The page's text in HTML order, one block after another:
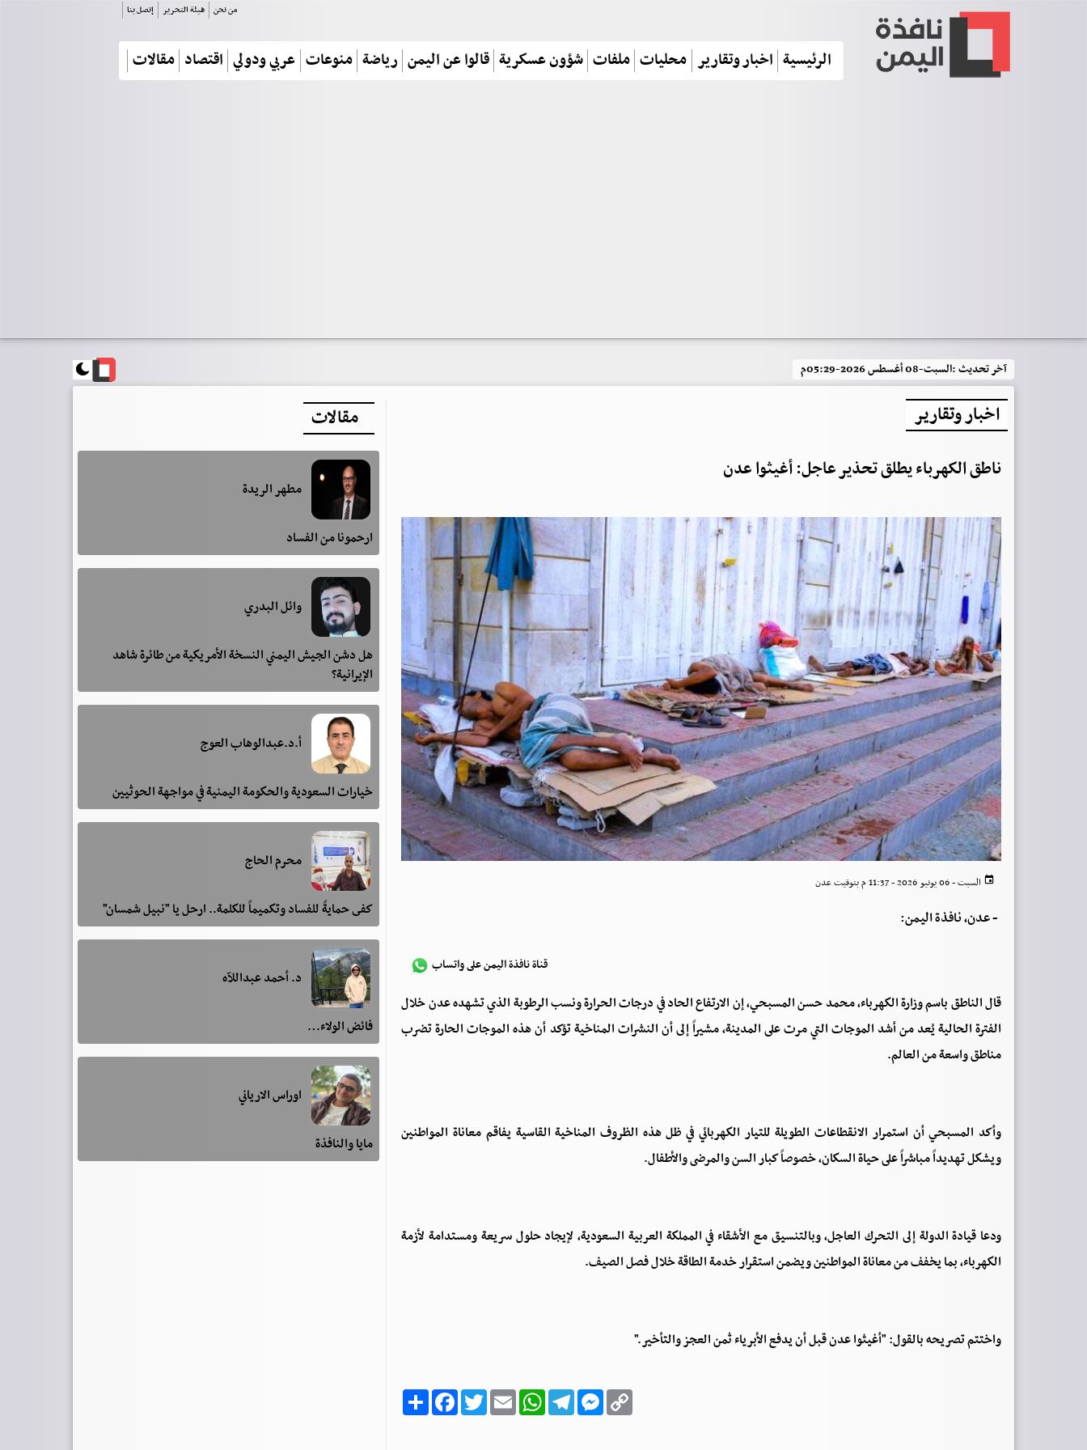
من نحن هيئة التحرير إتصل بنا
الرئيسية اخبار وتقارير محليات ملفات شؤون عسكرية قالوا عن اليمن رياضة منوعات عربي ودولي اقتصاد مقالات
آخر تحديث :السبت-08 أغسطس 2026-05:29م
اخبار وتقارير
ناطق الكهرباء يطلق تحذير عاجل: أغيثوا عدن
السبت - 06 يونيو 2026 - 11:37 م بتوقيت عدن
-عدن، نافذة اليمن:
قناة نافذة اليمن على واتساب
قال الناطق باسم وزارة الكهرباء، محمد حسن المسبحي، إن الارتفاع الحاد في درجات الحرارة ونسب الرطوبة الذي تشهده عدن خلال
الفترة الحالية يُعد من أشد الموجات التي مرت على المدينة، مشيراً إلى أن النشرات المناخية تؤكد أن هذه الموجات الحارة تضرب
مناطق واسعة من العالم.
وأكد المسبحي أن استمرار الانقطاعات الطويلة للتيار الكهربائي في ظل هذه الظروف المناخية القاسية يفاقم معاناة المواطنين
ويشكل تهديداً مباشراً على حياة السكان، خصوصاً كبار السن والمرضى والأطفال.
ودعا قيادة الدولة إلى التحرك العاجل، وبالتنسيق مع الأشقاء في المملكة العربية السعودية، لإيجاد حلول سريعة ومستدامة لأزمة
الكهرباء، بما يخفف من معاناة المواطنين ويضمن استقرار خدمة الطاقة خلال فصل الصيف.
واختتم تصريحه بالقول: "أغيثوا عدن قبل أن يدفع الأبرياء ثمن العجز والتأخير."
ا
ن
ش
F
a
c
T
w
i
E
m
a
W
h
a
T
e
l
M
e
s
C
o
p
مقالات
مطهر الريدة
ارحمونا من الفساد
وائل البدري
هل دشن الجيش اليمني النسخة الأمريكية من طائرة شاهد
الإيرانية؟
أ.د.عبدالوهاب العوج
خيارات السعودية والحكومة اليمنية في مواجهة الحوثيين
محرم الحاج
كفى حمايةً للفساد وتكميماً للكلمة.. ارحل يا "نبيل شمسان"
د. أحمد عبداللآه
فائض الولاء…
اوراس الارياني
مايا والنافذة